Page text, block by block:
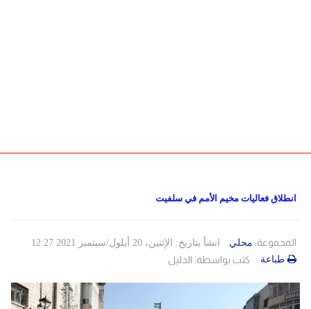
انطلاق فعاليات مخيم الأمم في سلفيت
المجموعة: محلي انشأ بتاريخ: الإثنين، 20 أيلول/سبتمبر 2021 12:27
كتب بواسطة: الدليل طباعة